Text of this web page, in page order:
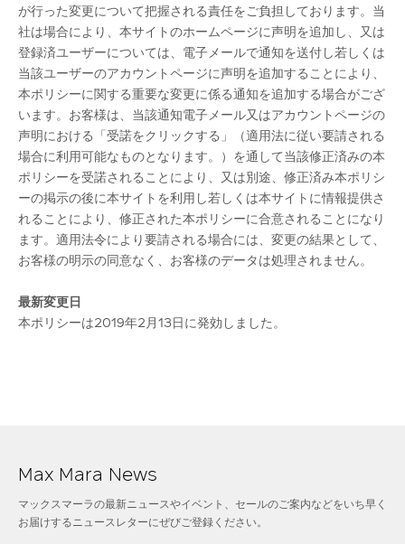
が行った変更について把握される責任をご負担しております。当
社は場合により、本サイトのホームページに声明を追加し、又は
登録済ユーザーについては、電子メールで通知を送付し若しくは
当該ユーザーのアカウントページに声明を追加することにより、
本ポリシーに関する重要な変更に係る通知を追加する場合がござ
います。お客様は、当該通知電子メール又はアカウントページの
声明における「受諾をクリックする」（適用法に従い要請される
場合に利用可能なものとなります。）を通して当該修正済みの本
ポリシーを受諾されることにより、又は別途、修正済み本ポリシ
ーの掲示の後に本サイトを利用し若しくは本サイトに情報提供さ
れることにより、修正された本ポリシーに合意されることになり
ます。適用法令により要請される場合には、変更の結果として、
お客様の明示の同意なく、お客様のデータは処理されません。
最新変更日
本ポリシーは2019年2月13日に発効しました。
Max Mara News
マックスマーラの最新ニュースやイベント、セールのご案内などをいち早く
お届けするニュースレターにぜびご登録ください。